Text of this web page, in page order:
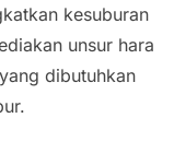
kesuburan
unsur hara
dibutuhkan